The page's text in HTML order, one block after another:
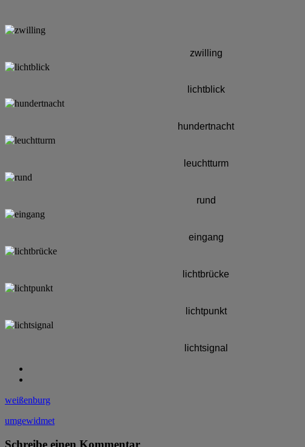
zwilling
lichtblick
hundertnacht
leuchtturm
rund
eingang
lichtbrücke
lichtpunkt
lichtsignal
weißenburg
umgewidmet
Schreibe einen Kommentar